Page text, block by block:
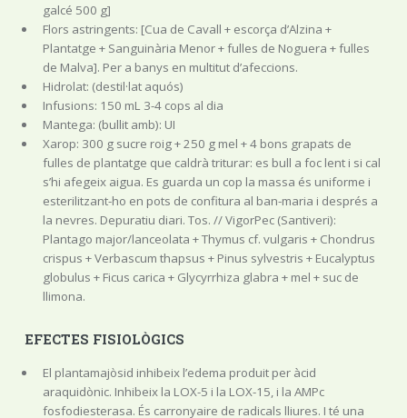
galcé 500 g]
Flors astringents: [Cua de Cavall + escorça d’Alzina +
Plantatge + Sanguinària Menor + fulles de Noguera + fulles
de Malva]. Per a banys en multitut d’afeccions.
Hidrolat: (destil·lat aquós)
Infusions: 150 mL 3-4 cops al dia
Mantega: (bullit amb): UI
Xarop: 300 g sucre roig + 250 g mel + 4 bons grapats de
fulles de plantatge que caldrà triturar: es bull a foc lent i si cal
s’hi afegeix aigua. Es guarda un cop la massa és uniforme i
esterilitzant-ho en pots de confitura al ban-maria i després a
la nevres. Depuratiu diari. Tos. // VigorPec (Santiveri):
Plantago major/lanceolata + Thymus cf. vulgaris + Chondrus
crispus + Verbascum thapsus + Pinus sylvestris + Eucalyptus
globulus + Ficus carica + Glycyrrhiza glabra + mel + suc de
llimona.
EFECTES FISIOLÒGICS
El plantamajòsid inhibeix l’edema produit per àcid
araquidònic. Inhibeix la LOX-5 i la LOX-15, i la AMPc
fosfodiesterasa. És carronyaire de radicals lliures. I té una